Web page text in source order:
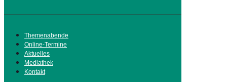
Themenabende
Online-Termine
Aktuelles
Mediathek
Kontakt